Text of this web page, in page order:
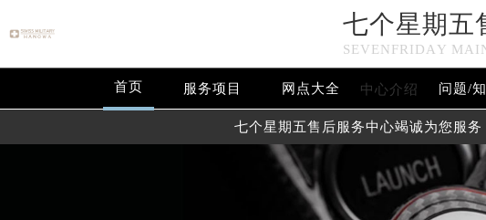
七个星期五
SEVENFRIDAY
首页 服务项目 网点大全 中心介绍 问题/
七个星期五售后服务中心竭诚为您服务